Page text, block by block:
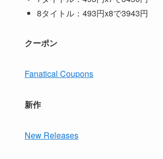
8タイトル：493円x8で3943円
クーポン
Fanatical Coupons
新作
New Releases